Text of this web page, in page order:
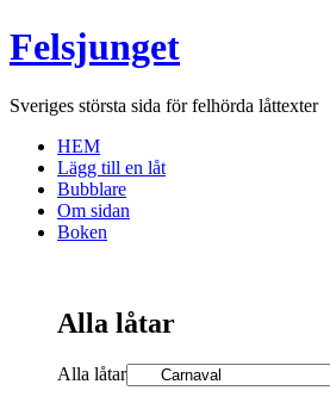
Felsjunget
Sveriges största sida för felhörda låttexter
HEM
Lägg till en låt
Bubblare
Om sidan
Boken
Alla låtar
Alla låtar